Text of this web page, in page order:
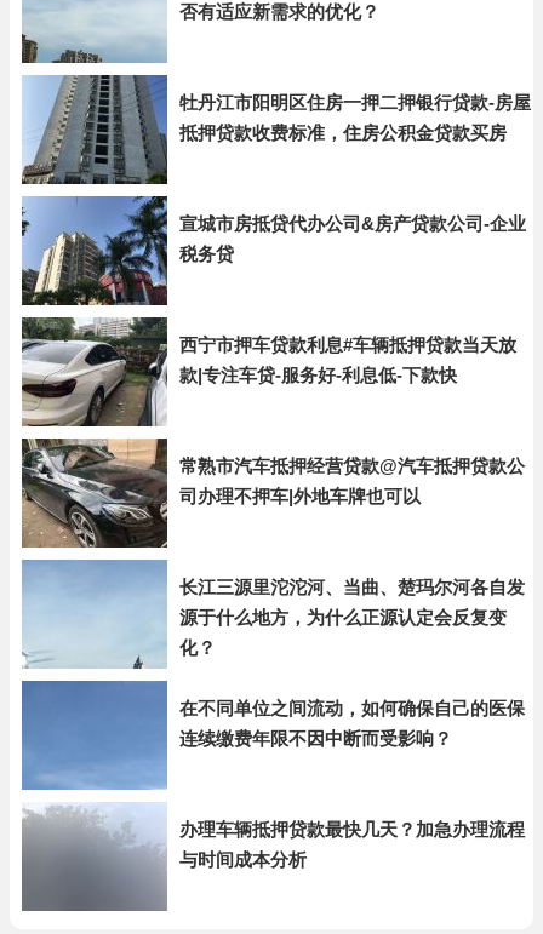
否有适应新需求的优化？
牡丹江市阳明区住房一押二押银行贷款-房屋
抵押贷款收费标准，住房公积金贷款买房
宣城市房抵贷代办公司&房产贷款公司-企业
税务贷
西宁市押车贷款利息#车辆抵押贷款当天放
款|专注车贷-服务好-利息低-下款快
常熟市汽车抵押经营贷款@汽车抵押贷款公
司办理不押车|外地车牌也可以
长江三源里沱沱河、当曲、楚玛尔河各自发
源于什么地方，为什么正源认定会反复变
化？
在不同单位之间流动，如何确保自己的医保
连续缴费年限不因中断而受影响？
办理车辆抵押贷款最快几天？加急办理流程
与时间成本分析